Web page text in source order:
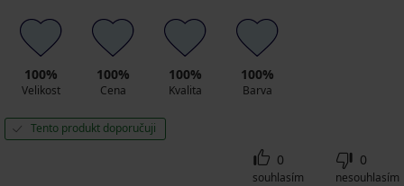
100%
Velikost
100%
Cena
100%
Kvalita
100%
Barva
Tento produkt doporučuji
0
souhlasím
0
nesouhlasím